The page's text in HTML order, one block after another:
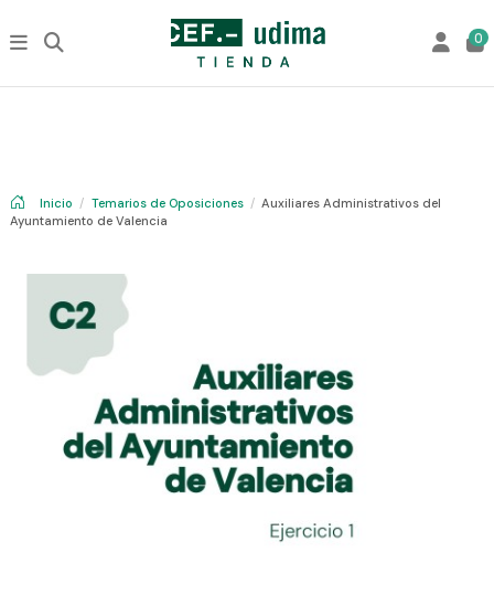
0
Inicio Temarios de Oposiciones
Auxiliares Administrativos del
Ayuntamiento de Valencia